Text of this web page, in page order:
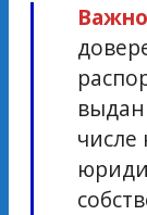
числе